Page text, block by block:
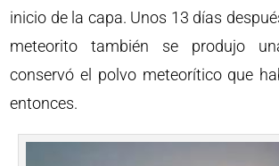
inicio de la capa. Unos 13 días
meteorito también se produjo
conservó el polvo meteorítico que
entonces.